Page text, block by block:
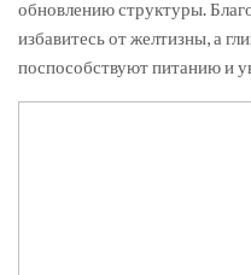
обновлению структуры.
избавитесь от желтизны, а
поспособствуют питанию и